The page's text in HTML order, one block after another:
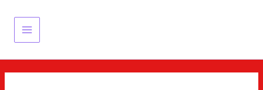
Main
Menu